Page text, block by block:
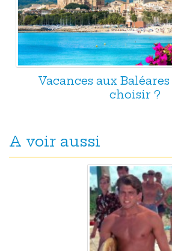
Vacances aux
choisir ?
A voir aussi